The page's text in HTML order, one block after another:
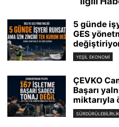
5 günde
GES
YEŞIL EKONOMI
ÇEVKO
Başarı
miktarıyla
SÜRDÜRÜLEBILIRLIK